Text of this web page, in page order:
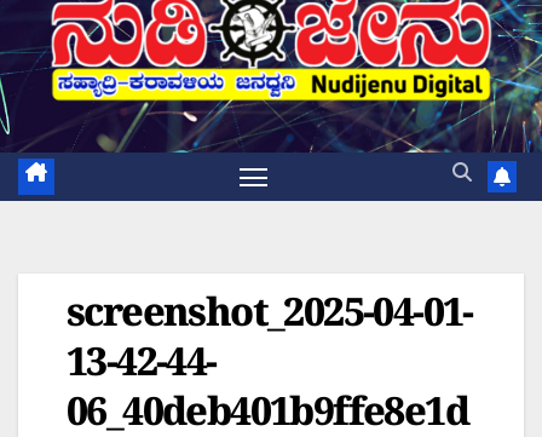
screenshot_2025-04-01-
13-42-44-
06_40deb401b9ffe8e1d